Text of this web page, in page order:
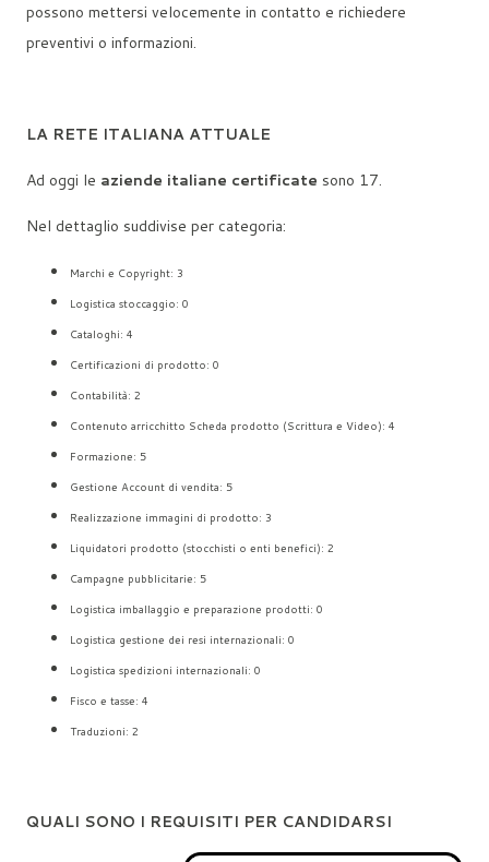
possono mettersi velocemente in contatto e richiedere
preventivi o informazioni.
LA RETE ITALIANA ATTUALE
Ad oggi le aziende italiane certificate sono 17.
Nel dettaglio suddivise per categoria:
Marchi e Copyright: 3
Logistica stoccaggio: 0
Cataloghi: 4
Certificazioni di prodotto: 0
Contabilità: 2
Contenuto arricchitto Scheda prodotto (Scrittura e Video): 4
Formazione: 5
Gestione Account di vendita: 5
Realizzazione immagini di prodotto: 3
Liquidatori prodotto (stocchisti o enti benefici): 2
Campagne pubblicitarie: 5
Logistica imballaggio e preparazione prodotti: 0
Logistica gestione dei resi internazionali: 0
Logistica spedizioni internazionali: 0
Fisco e tasse: 4
Traduzioni: 2
QUALI SONO I REQUISITI PER CANDIDARSI